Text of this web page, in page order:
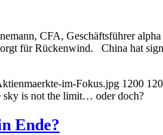
CFA, Geschäftsführer
für Rückenwind. China hat
im-Fokus.jpg 1200
sky is not the limit… oder doch?
Ende?